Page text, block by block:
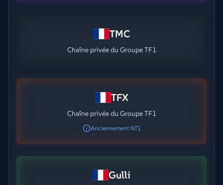
TMC
Chaîne privée du Groupe TF1
TFX
Chaîne privée du Groupe TF1
Anciennement NT1
Gulli